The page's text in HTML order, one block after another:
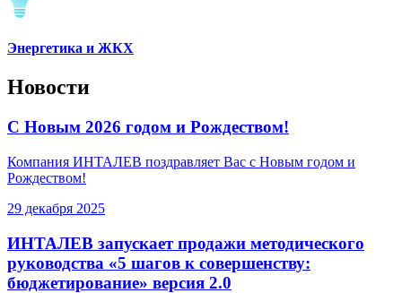
Энергетика и ЖКХ
Новости
С Новым 2026 годом и Рождеством!
Компания ИНТАЛЕВ поздравляет Вас с Новым годом и
Рождеством!
29 декабря 2025
ИНТАЛЕВ запускает продажи методического
руководства «5 шагов к совершенству:
бюджетирование» версия 2.0